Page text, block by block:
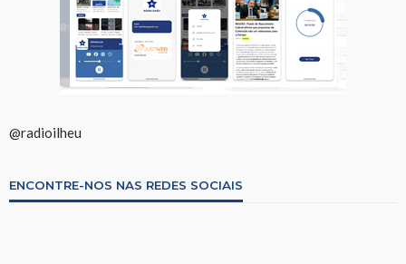
@radioilheu
ENCONTRE-NOS NAS REDES SOCIAIS